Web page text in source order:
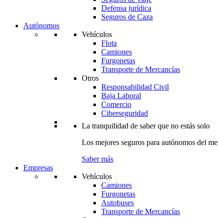
Defensa jurídica
Seguros de Caza
Autónomos
Vehículos
Flota
Camiones
Furgonetas
Transporte de Mercancías
Otros
Responsabilidad Civil
Baja Laboral
Comercio
Ciberseguridad
La tranquilidad de saber que no estás solo
Los mejores seguros para autónomos del
Saber más
Empresas
Vehículos
Camiones
Furgonetas
Autobuses
Transporte de Mercancías